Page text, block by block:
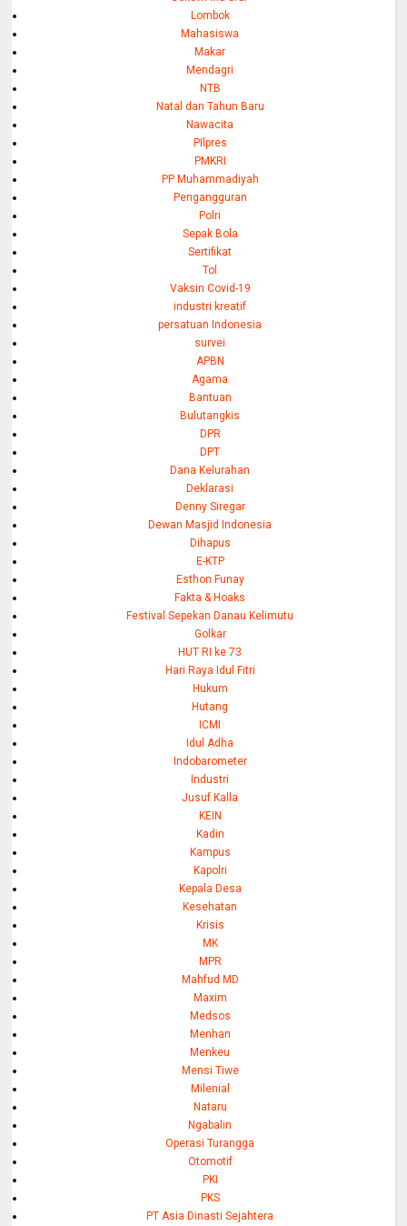
Lombok
Mahasiswa
Makar
Mendagri
NTB
Natal dan Tahun Baru
Nawacita
PIlpres
PMKRI
PP Muhammadiyah
Pengangguran
Polri
Sepak Bola
Sertifikat
Tol
Vaksin Covid-19
industri kreatif
persatuan Indonesia
survei
APBN
Agama
Bantuan
Bulutangkis
DPR
DPT
Dana Kelurahan
Deklarasi
Denny Siregar
Dewan Masjid Indonesia
Dihapus
E-KTP
Esthon Funay
Fakta & Hoaks
Festival Sepekan Danau Kelimutu
Golkar
HUT RI ke 73
Hari Raya Idul Fitri
Hukum
Hutang
ICMI
Idul Adha
Indobarometer
Industri
Jusuf Kalla
KEIN
Kadin
Kampus
Kapolri
Kepala Desa
Kesehatan
Krisis
MK
MPR
Mahfud MD
Maxim
Medsos
Menhan
Menkeu
Mensi Tiwe
Milenial
Nataru
Ngabalin
Operasi Turangga
Otomotif
PKI
PKS
PT Asia Dinasti Sejahtera